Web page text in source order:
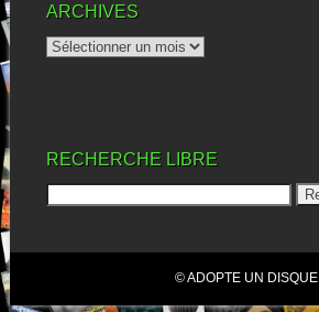
ARCHIVES
RECHERCHE LIBRE
© ADOPTE UN DISQUE